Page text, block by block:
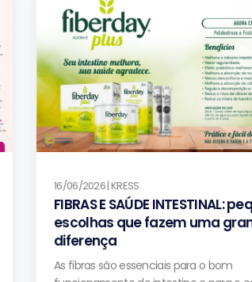
16/06/2026 | KRESS
FIBRAS E SAÚDE INTESTINAL:
escolhas que fazem uma
diferença
As fibras são essenciais para o bom